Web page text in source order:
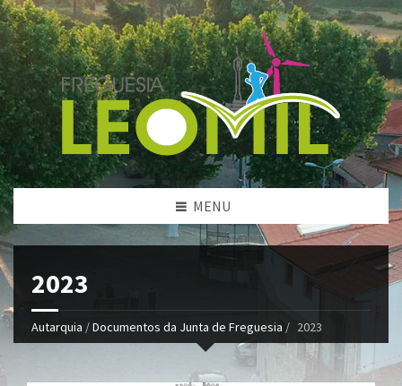
MENU
2023
Autarquia /Documentos da Junta de Freguesia / 2023